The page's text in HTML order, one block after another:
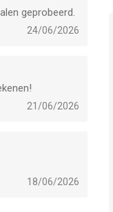
en mode op één
geprobeerd.
24/06/2026
21/06/2026
18/06/2026